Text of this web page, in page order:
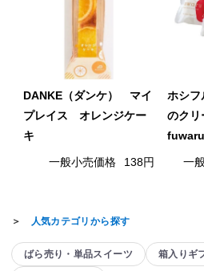
DANKE（ダンケ） マイ
プレイス オレンジケー
キ
一般小売価格 138円
ホシ
のクリ
一
＞ 人気カテゴリから探す
ばら売り・単品スイーツ 箱入りギ